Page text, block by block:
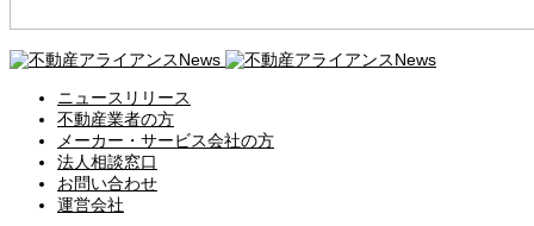
ニュースリリース
不動産業者の方
メーカー・サービス会社の方
法人相談窓口
お問い合わせ
運営会社